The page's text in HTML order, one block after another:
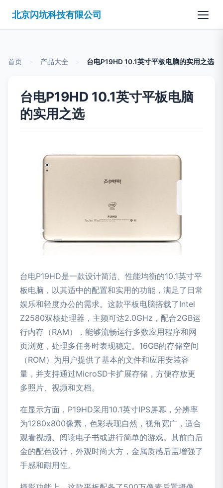
北京闪坑科技有限公司
首页 产品大全 台电P19HD 10.1英寸平板电脑的实用之选
台电P19HD 10.1英寸平板电脑
的实用之选
台电P19HD是一款设计简洁、性能均衡的10.1英寸平
板电脑，以其适中的配置和实用的功能，满足了日常
娱乐和轻度办公的需求。这款平板电脑搭载了Intel
Z2580双核处理器，主频可达2.0GHz，配合2GB运
行内存（RAM），能够流畅运行多数应用程序和网
页浏览，处理多任务时表现稳定。16GB的存储空间
（ROM）为用户提供了基本的文件和应用安装容
量，并支持通过MicroSD卡扩展存储，方便存放更
多照片、视频和文档。
在显示方面，P19HD采用10.1英寸IPS屏幕，分辨率
为1280x800像素，色彩表现自然，视角宽广，适合
观看视频、阅读电子书或进行简单的游戏。其前白后
金的配色设计，外观时尚大方，金属质感后盖增强了
手感和耐用性。